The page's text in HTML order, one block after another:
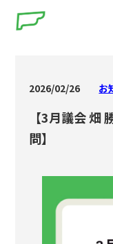
2026/02/26 お
【3月議会
問】